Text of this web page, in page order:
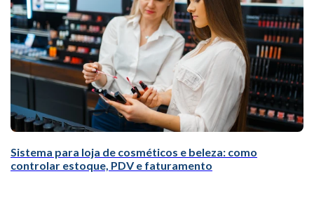
Sistema para loja de cosméticos e beleza: como
controlar estoque, PDV e faturamento